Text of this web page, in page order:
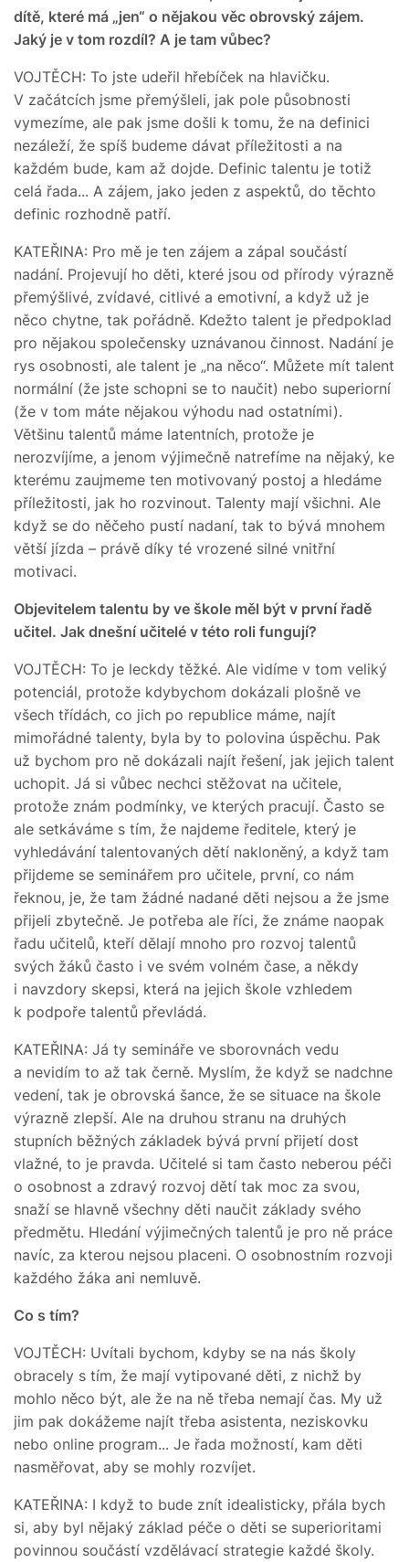
dítě, které má „jen“ o nějakou věc obrovský zájem.
Jaký je v tom rozdíl? A je tam vůbec?
VOJTĚCH: To jste udeřil hřebíček na hlavičku.
V začátcích jsme přemýšleli, jak pole působnosti
vymezíme, ale pak jsme došli k tomu, že na definici
nezáleží, že spíš budeme dávat příležitosti a na
každém bude, kam až dojde. Definic talentu je totiž
celá řada... A zájem, jako jeden z aspektů, do těchto
definic rozhodně patří.
KATEŘINA: Pro mě je ten zájem a zápal součástí
nadání. Projevují ho děti, které jsou od přírody výrazně
přemýšlivé, zvídavé, citlivé a emotivní, a když už je
něco chytne, tak pořádně. Kdežto talent je předpoklad
pro nějakou společensky uznávanou činnost. Nadání je
rys osobnosti, ale talent je „na něco“. Můžete mít talent
normální (že jste schopni se to naučit) nebo superiorní
(že v tom máte nějakou výhodu nad ostatními).
Většinu talentů máme latentních, protože je
nerozvíjíme, a jenom výjimečně natrefíme na nějaký, ke
kterému zaujmeme ten motivovaný postoj a hledáme
příležitosti, jak ho rozvinout. Talenty mají všichni. Ale
když se do něčeho pustí nadaní, tak to bývá mnohem
větší jízda – právě díky té vrozené silné vnitřní
motivaci.
Objevitelem talentu by ve škole měl být v první řadě
učitel. Jak dnešní učitelé v této roli fungují?
VOJTĚCH: To je leckdy těžké. Ale vidíme v tom veliký
potenciál, protože kdybychom dokázali plošně ve
všech třídách, co jich po republice máme, najít
mimořádné talenty, byla by to polovina úspěchu. Pak
už bychom pro ně dokázali najít řešení, jak jejich talent
uchopit. Já si vůbec nechci stěžovat na učitele,
protože znám podmínky, ve kterých pracují. Často se
ale setkáváme s tím, že najdeme ředitele, který je
vyhledávání talentovaných dětí nakloněný, a když tam
přijdeme se seminářem pro učitele, první, co nám
řeknou, je, že tam žádné nadané děti nejsou a že jsme
přijeli zbytečně. Je potřeba ale říci, že známe naopak
řadu učitelů, kteří dělají mnoho pro rozvoj talentů
svých žáků často i ve svém volném čase, a někdy
i navzdory skepsi, která na jejich škole vzhledem
k podpoře talentů převládá.
KATEŘINA: Já ty semináře ve sborovnách vedu
a nevidím to až tak černě. Myslím, že když se nadchne
vedení, tak je obrovská šance, že se situace na škole
výrazně zlepší. Ale na druhou stranu na druhých
stupních běžných základek bývá první přijetí dost
vlažné, to je pravda. Učitelé si tam často neberou péči
o osobnost a zdravý rozvoj dětí tak moc za svou,
snaží se hlavně všechny děti naučit základy svého
předmětu. Hledání výjimečných talentů je pro ně práce
navíc, za kterou nejsou placeni. O osobnostním rozvoji
každého žáka ani nemluvě.
Co s tím?
VOJTĚCH: Uvítali bychom, kdyby se na nás školy
obracely s tím, že mají vytipované děti, z nichž by
mohlo něco být, ale že na ně třeba nemají čas. My už
jim pak dokážeme najít třeba asistenta, neziskovku
nebo online program... Je řada možností, kam děti
nasměřovat, aby se mohly rozvíjet.
KATEŘINA: I když to bude znít idealisticky, přála bych
si, aby byl nějaký základ péče o děti se superioritami
povinnou součástí vzdělávací strategie každé školy.